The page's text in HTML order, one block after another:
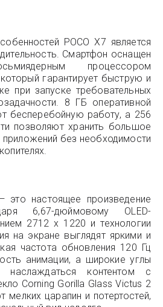
POCO X7 является
Смартфон оснащен
процессором
гарантирует быструю и
при запуске требовательных
8 ГБ оперативной
бесперебойную работу, а 256
позволяют хранить большое
приложений без необходимости
это настоящее произведение
6,67-дюймовому OLED-
2712 x 1220 и технологии
на экране выглядят яркими и
частота обновления 120 Гц
анимации, а широкие углы
наслаждаться контентом с
Corning Gorilla Glass Victus 2
мелких царапин и потертостей,